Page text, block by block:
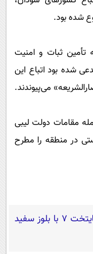
شده بود.
ثبات و امنیت
شده بود اتباع این
می‌پیوندند.
مقامات دولت لیبی
در منطقه را مطرح
تیپ جذاب «شری» نامزد ارسطو در پایتخت 7 با بلوز سفید